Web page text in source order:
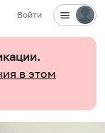
Войти
в этом